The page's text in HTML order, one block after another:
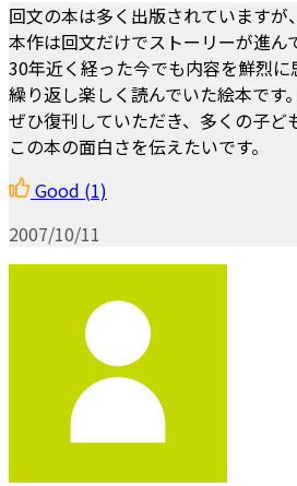
回文の本は多く出版されていますが、
本作は回文だけでストーリーが進ん
30年近く経った今でも内容を鮮烈
繰り返し楽しく読んでいた絵本です。
ぜひ復刊していただき、多くの子ど
この本の面白さを伝えたいです。
Good (1)
2007/10/11